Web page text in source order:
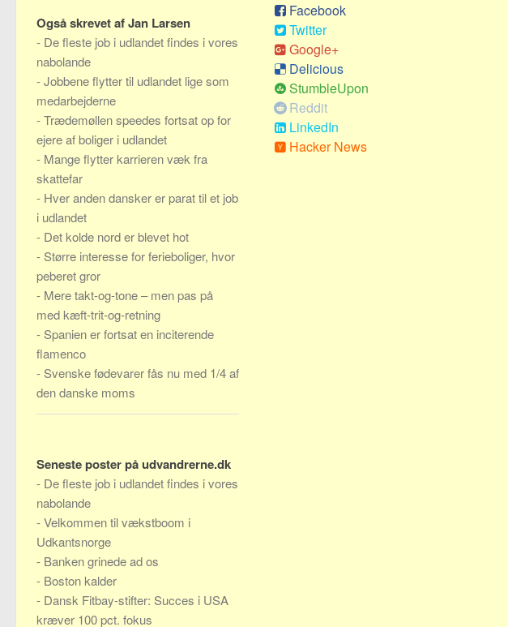
Facebook
Twitter
Google+
Delicious
StumbleUpon
Reddit
LinkedIn
Hacker News
Også skrevet af Jan Larsen
- De fleste job i udlandet findes i vores
nabolande
-Jobbene flytter til udlandet lige som
medarbejderne
-Trædemøllen speedes fortsat op for
ejere af boliger i udlandet
- Mange flytter karrieren væk fra
skattefar
- Hver anden dansker er parat til et job
i udlandet
- Det kolde nord er blevet hot
- Større interesse for ferieboliger, hvor
peberet gror
- Mere takt-og-tone – men pas på
med kæft-trit-og-retning
- Spanien er fortsat en inciterende
flamenco
- Svenske fødevarer fås nu med 1/4 af
den danske moms
Seneste poster på udvandrerne.dk
- De fleste job i udlandet findes i vores
nabolande
-Velkommen til vækstboom i
Udkantsnorge
- Banken grinede ad os
- Boston kalder
- Dansk Fitbay-stifter: Succes i USA
kræver 100 pct. fokus